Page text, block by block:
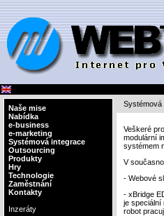
Naše mise
Nabídka
e-business
e-marketing
Systémová integrace
Outsourcing
Produkty
Hry
Technologie
Zaměstnání
Kontakty
Inzeráty
Systémová
Veškeré
modulární
systémem
V
- Webové
- xBridge
je speciální
robot